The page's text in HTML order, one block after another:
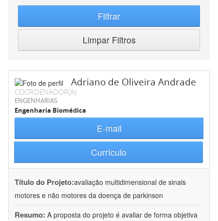
Filtrar
Limpar Filtros
Adriano de Oliveira Andrade
COORDENADOR(A)
ENGENHARIAS
Engenharia Biomédica
E-mail
Currículo
Título do Projeto:avaliação multidimensional de sinais
motores e não motores da doença de parkinson
Resumo: A proposta do projeto é avaliar de forma objetiva